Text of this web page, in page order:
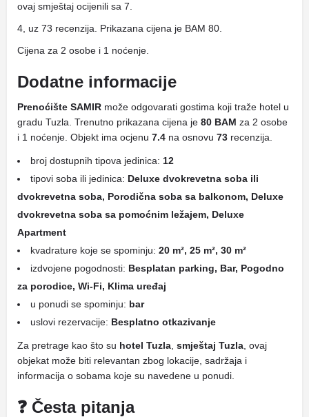
ovaj smještaj ocijenili sa 7.
4, uz 73 recenzija. Prikazana cijena je BAM 80.
Cijena za 2 osobe i 1 noćenje.
Dodatne informacije
Prenoćište SAMIR može odgovarati gostima koji traže hotel u
gradu Tuzla. Trenutno prikazana cijena je 80 BAM za 2 osobe
i 1 noćenje. Objekt ima ocjenu 7.4 na osnovu 73 recenzija.
broj dostupnih tipova jedinica: 12
tipovi soba ili jedinica: Deluxe dvokrevetna soba ili
dvokrevetna soba, Porodična soba sa balkonom, Deluxe
dvokrevetna soba sa pomoćnim ležajem, Deluxe
Apartment
kvadrature koje se spominju: 20 m², 25 m², 30 m²
izdvojene pogodnosti: Besplatan parking, Bar, Pogodno
za porodice, Wi-Fi, Klima uređaj
u ponudi se spominju: bar
uslovi rezervacije: Besplatno otkazivanje
Za pretrage kao što su hotel Tuzla smještaj Tuzla , ovaj
objekat može biti relevantan zbog lokacije, sadržaja i
informacija o sobama koje su navedene u ponudi.
❓ Česta pitanja